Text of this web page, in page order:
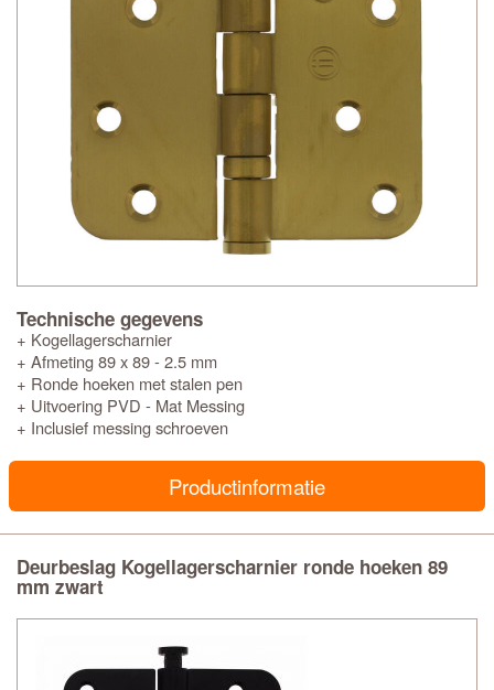
Technische gegevens
+ Kogellagerscharnier
+ Afmeting 89 x 89 - 2.5 mm
+ Ronde hoeken met stalen pen
+ Uitvoering PVD - Mat Messing
+ Inclusief messing schroeven
Productinformatie
Deurbeslag Kogellagerscharnier ronde hoeken 89
mm zwart